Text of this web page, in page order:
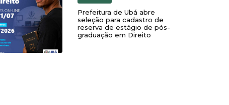
Prefeitura de Ubá abre
seleção para cadastro de
reserva de estágio de pós-
graduação em Direito